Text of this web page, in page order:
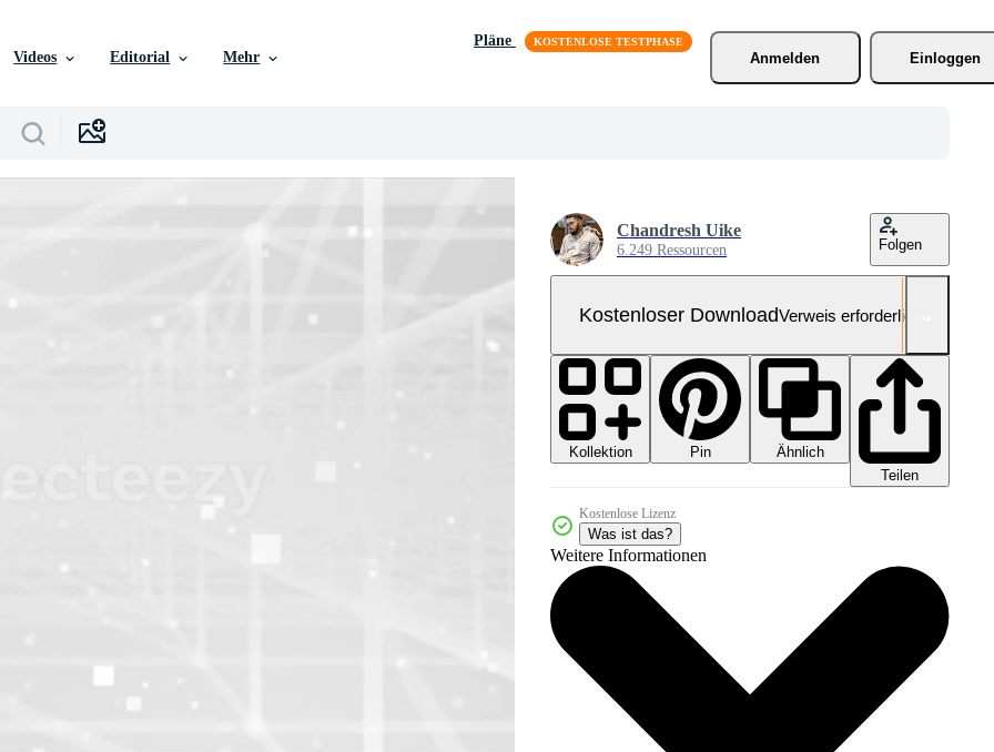
Videos Editorial Mehr
Pläne
Anmelden
Einloggen
Chandresh Uike
6.249 Ressourcen Folgen
Kostenloser DownloadVerweis erforderlich
Kollektion Pin
Ähnlich
Teilen
Kostenlose Lizenz
Was ist das?
Weitere Informationen